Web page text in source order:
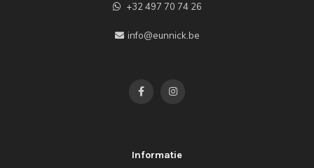
+32 497 70 74 26
info@eunnick.be
Informatie